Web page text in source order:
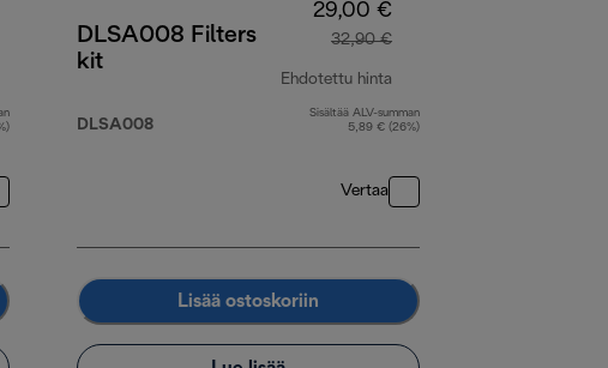
hinta 24,90 €
DLSA008 Filters
kit
DLSA008
29,00 €
32,90 €
Ehdotettu hinta
alkuperäinen hinta 32,90 €
Sisältää ALV-summan
5,89 € (26%)
Vertaa
Lisää ostoskoriin